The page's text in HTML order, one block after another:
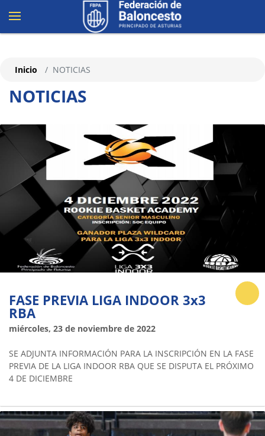
NOTICIAS
Inicio NOTICIAS
FASE PREVIA LIGA INDOOR 3x3
RBA
miércoles, 23 de noviembre de 2022
SE ADJUNTA INFORMACIÓN PARA LA INSCRIPCIÓN EN LA FASE
PREVIA DE LA LIGA INDOOR RBA QUE SE DISPUTA EL PRÓXIMO
4 DE DICIEMBRE